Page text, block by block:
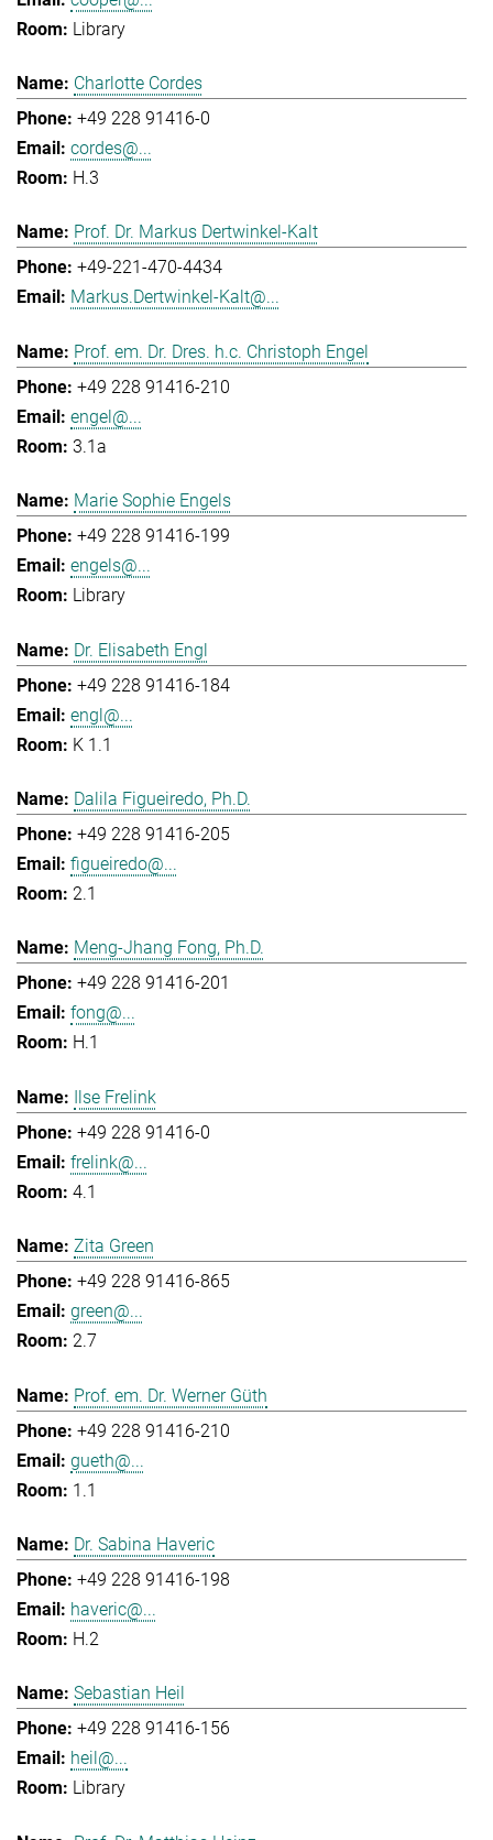
Library
Charlotte Cordes
+49 228 91416-0
cordes@...
H.3
Prof. Dr. Markus Dertwinkel-Kalt
+49-221-470-4434
Markus.Dertwinkel-Kalt@...
Prof. em. Dr. Dres. h.c. Christoph Engel
+49 228 91416-210
engel@...
3.1a
Marie Sophie Engels
+49 228 91416-199
engels@...
Library
Dr. Elisabeth Engl
+49 228 91416-184
engl@...
K 1.1
Dalila Figueiredo, Ph.D.
+49 228 91416-205
figueiredo@...
2.1
Meng-Jhang Fong, Ph.D.
+49 228 91416-201
fong@...
H.1
Ilse Frelink
+49 228 91416-0
frelink@...
4.1
Zita Green
+49 228 91416-865
green@...
2.7
Prof. em. Dr. Werner Güth
+49 228 91416-210
gueth@...
1.1
Dr. Sabina Haveric
+49 228 91416-198
haveric@...
H.2
Sebastian Heil
+49 228 91416-156
heil@...
Library